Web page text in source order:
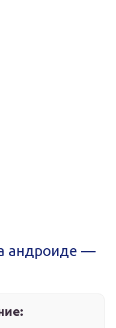
андроиде —